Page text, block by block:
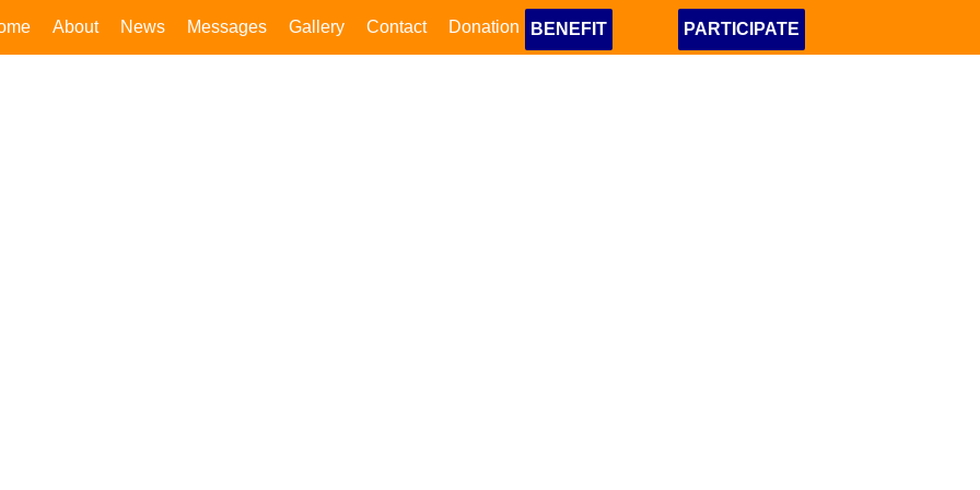
About News Messages Gallery Contact Donation BENEFIT PARTICIPATE